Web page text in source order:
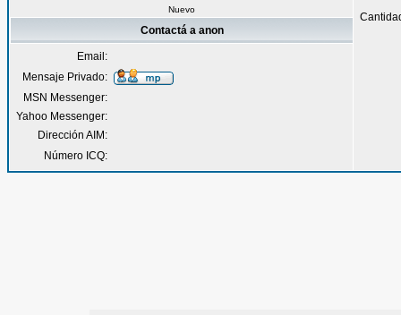
Nuevo
Contactá a anon
Email:
Mensaje Privado:
MSN Messenger:
Yahoo Messenger:
Dirección AIM:
Número ICQ: